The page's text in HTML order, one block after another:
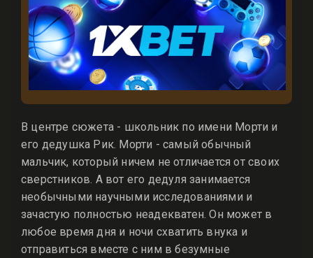
В центре сюжета - школьник по имени Морти и
его дедушка Рик. Морти - самый обычный
мальчик, который ничем не отличается от своих
сверстников. А вот его дедуля занимается
необычными научными исследованиями и
зачастую полностью неадекватен. Он может в
любое время дня и ночи схватить внука и
отправиться вместе с ним в безумные